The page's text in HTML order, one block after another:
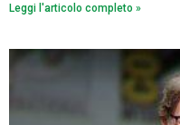
Leggi l'articolo completo »